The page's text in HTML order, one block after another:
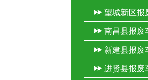
发区报废车
望城新区报
南昌县报废
新建县报废
进贤县报废